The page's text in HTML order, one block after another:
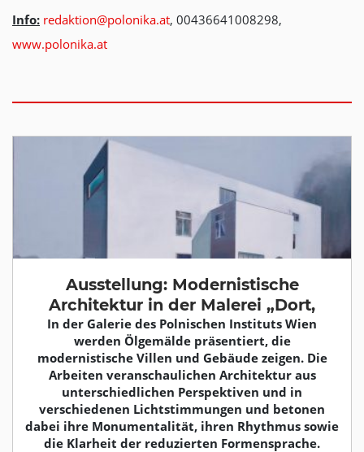
Info: redaktion@polonika.at, 00436641008298,
www.polonika.at
Ausstellung: Modernistische
Architektur in der Malerei „Dort,
In der Galerie des Polnischen Instituts Wien
werden Ölgemälde präsentiert, die
modernistische Villen und Gebäude zeigen. Die
Arbeiten veranschaulichen Architektur aus
unterschiedlichen Perspektiven und in
verschiedenen Lichtstimmungen und betonen
dabei ihre Monumentalität, ihren Rhythmus sowie
die Klarheit der reduzierten Formensprache.